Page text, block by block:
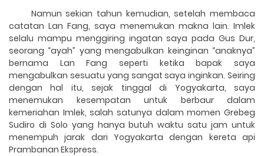
Namun sekian tahun kemudian, setelah membaca
catatan Lan Fang, saya menemukan makna lain. Imlek
selalu mampu menggiring ingatan saya pada Gus Dur,
seorang “ayah” yang mengabulkan keinginan “anaknya”
bernama Lan Fang seperti ketika bapak saya
mengabulkan sesuatu yang sangat saya inginkan. Seiring
dengan hal itu,sejak tinggal di Yogyakarta, saya
menemukan kesempatan untuk berbaur dalam
kemeriahan Imlek, salah satunya dalam momen Grebeg
Sudiro di Solo yang hanya butuh waktu satu jam untuk
menempuh jarak dari Yogyakarta dengan kereta api
Prambanan Ekspress.